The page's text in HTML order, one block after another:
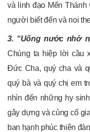
và linh đạo Mến
người biết đến và noi
3. “Uống nước nhớ
Chúng ta hiệp lời cầu
Đức Cha, quý cha và
quý bà và quý chị em
nhìn đến những hy
gây dựng và củng cố
ban hạnh phúc thiên